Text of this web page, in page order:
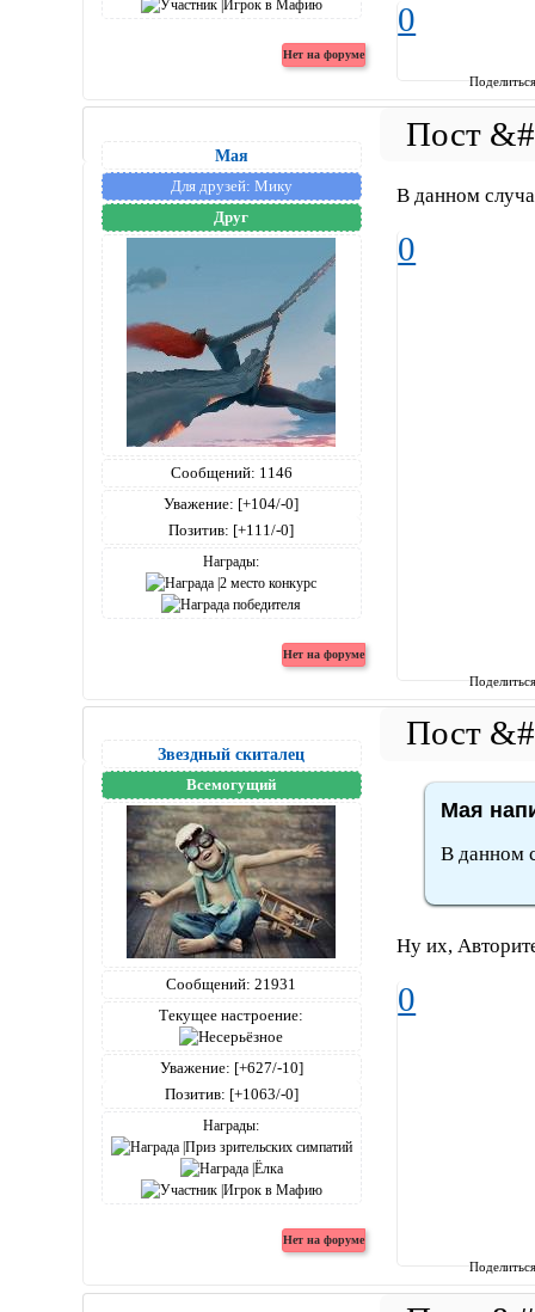
0
Мая
Для друзей: Мику
Друг
Сообщений: 1146
Уважение: [+104/-0]
Позитив: [+111/-0]
Награды:
В данном
0
Звездный скиталец
Всемогущий
Сообщений: 21931
Текущее настроение:
Уважение: [+627/-10]
Позитив: [+1063/-0]
Награды:
Мая
В данном
Ну их,
0